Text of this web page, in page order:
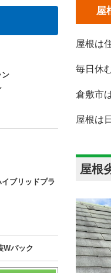
屋
屋根は
毎日休
倉敷市
屋根は
屋根
ン
ブリッドプラ
Wパック